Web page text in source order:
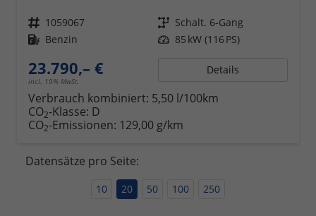
Fahrzeugnr. 1059067 Getriebe Schalt. 6-Gang
Kraftstoff Benzin Leistung 85 kW (116 PS)
23.790,– €
incl. 19% MwSt.
Details
Verbrauch kombiniert: 5,50 l/100km
CO2-Klasse: D
CO2-Emissionen: 129,00 g/km
Datensätze pro Seite:
10 20 50 100 250